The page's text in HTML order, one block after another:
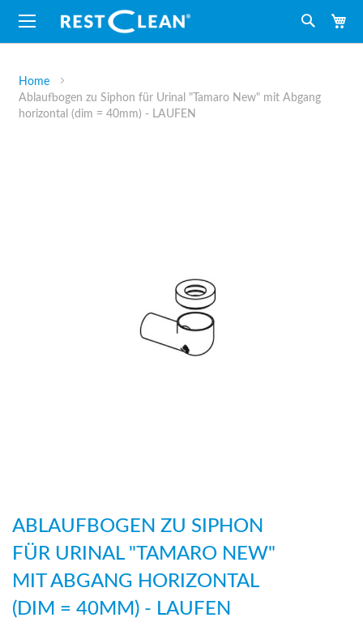
Suche
Home
Ablaufbogen zu Siphon für Urinal "Tamaro New" mit Abgang
horizontal (dim = 40mm) - LAUFEN
ABLAUFBOGEN ZU SIPHON
FÜR URINAL "TAMARO NEW"
MIT ABGANG HORIZONTAL
(DIM = 40MM) - LAUFEN
Anfang
Bildergalerie
springen